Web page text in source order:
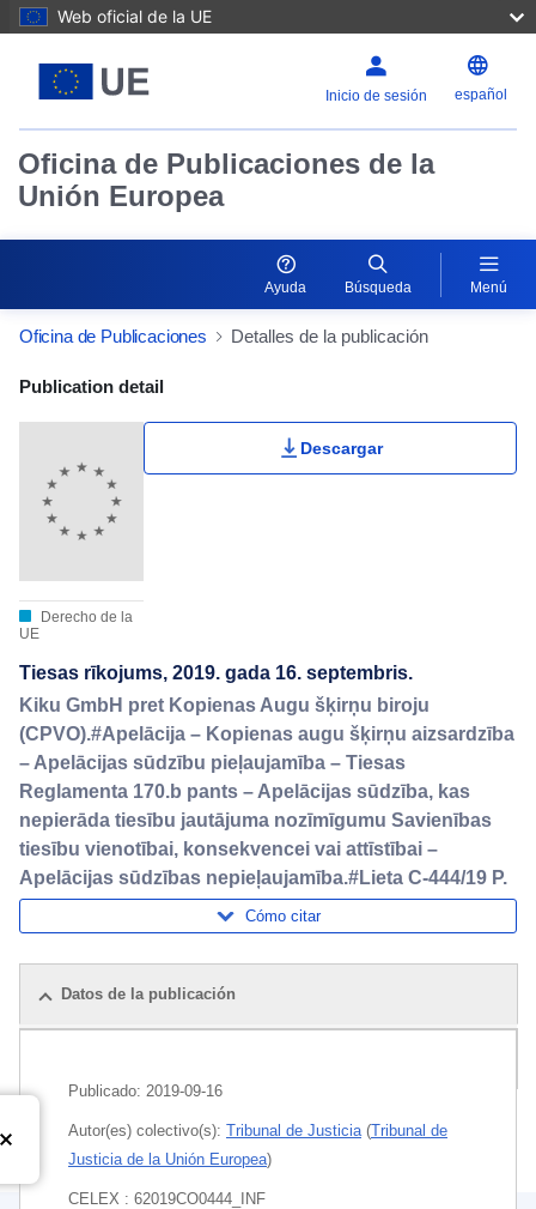
Web oficial de la UE
Inicio de sesión español
Oficina de Publicaciones de la
Unión Europea
Ayuda Búsqueda Menú
Oficina de Publicaciones Detalles de la publicación
Publication Detail Actions Portlet
Publication detail
Derecho de la
UE
Descargar
Tiesas rīkojums, 2019. gada 16. septembris.
Kiku GmbH pret Kopienas Augu šķirņu biroju
(CPVO).#Apelācija – Kopienas augu šķirņu aizsardzība
– Apelācijas sūdzību pieļaujamība – Tiesas
Reglamenta 170.b pants – Apelācijas sūdzība, kas
nepierāda tiesību jautājuma nozīmīgumu Savienības
tiesību vienotībai, konsekvencei vai attīstībai –
Apelācijas sūdzības nepieļaujamība.#Lieta C-444/19 P.
Cómo citar
Datos de la publicación
Publicado: 2019-09-16
Autor(es) colectivo(s): Tribunal de Justicia (Tribunal de
Justicia de la Unión Europea)
CELEX : 62019CO0444_INF